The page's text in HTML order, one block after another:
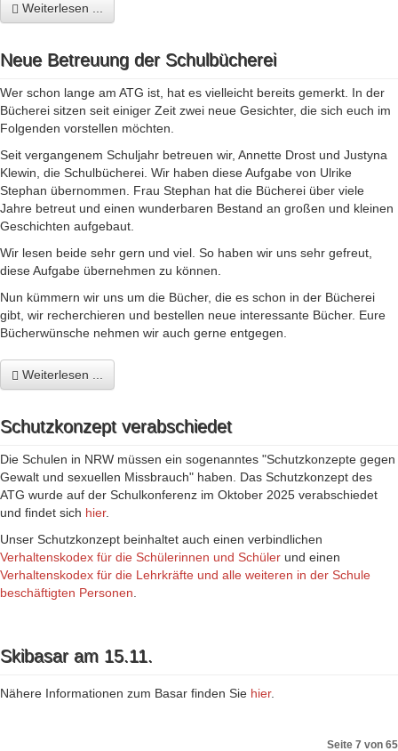
Weiterlesen ...
Neue Betreuung der Schulbücherei
Wer schon lange am ATG ist, hat es vielleicht bereits gemerkt. In der
Bücherei sitzen seit einiger Zeit zwei neue Gesichter, die sich euch im
Folgenden vorstellen möchten.
Seit vergangenem Schuljahr betreuen wir, Annette Drost und Justyna
Klewin, die Schulbücherei. Wir haben diese Aufgabe von Ulrike
Stephan übernommen. Frau Stephan hat die Bücherei über viele
Jahre betreut und einen wunderbaren Bestand an großen und kleinen
Geschichten aufgebaut.
Wir lesen beide sehr gern und viel. So haben wir uns sehr gefreut,
diese Aufgabe übernehmen zu können.
Nun kümmern wir uns um die Bücher, die es schon in der Bücherei
gibt, wir recherchieren und bestellen neue interessante Bücher. Eure
Bücherwünsche nehmen wir auch gerne entgegen.
Weiterlesen ...
Schutzkonzept verabschiedet
Die Schulen in NRW müssen ein sogenanntes "Schutzkonzepte gegen
Gewalt und sexuellen Missbrauch" haben. Das Schutzkonzept des
ATG wurde auf der Schulkonferenz im Oktober 2025 verabschiedet
und findet sich hier.
Unser Schutzkonzept beinhaltet auch einen verbindlichen
Verhaltenskodex für die Schülerinnen und Schüler und einen
Verhaltenskodex für die Lehrkräfte und alle weiteren in der Schule
beschäftigten Personen
Skibasar am 15.11.
Nähere Informationen zum Basar finden Sie hier.
Seite 7 von 65